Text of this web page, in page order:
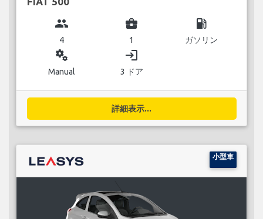
group
4
business_center
1
local_gas_station
ガソリン
miscellaneous_services
Manual
login
3 ドア
詳細表示...
小型車